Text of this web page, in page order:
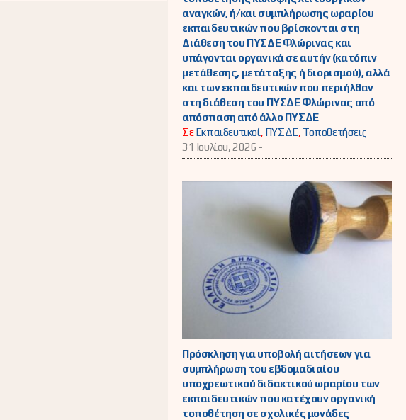
αναγκών, ή/και συμπλήρωσης ωραρίου
εκπαιδευτικών που βρίσκονται στη
Διάθεση του ΠΥΣΔΕ Φλώρινας και
υπάγονται οργανικά σε αυτήν (κατόπιν
μετάθεσης, μετάταξης ή διορισμού), αλλά
και των εκπαιδευτικών που περιήλθαν
στη διάθεση του ΠΥΣΔΕ Φλώρινας από
απόσπαση από άλλο ΠΥΣΔΕ
ΣεΕκπαιδευτικοί, ΠΥΣΔΕ, Τοποθετήσεις
31 Ιουλίου, 2026 -
Πρόσκληση για υποβολή αιτήσεων για
συμπλήρωση του εβδομαδιαίου
υποχρεωτικού διδακτικού ωραρίου των
εκπαιδευτικών που κατέχουν οργανική
τοποθέτηση σε σχολικές μονάδες